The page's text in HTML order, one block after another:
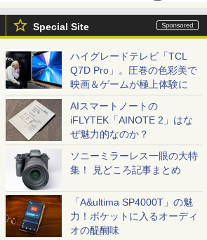
Special Site
ハイグレードテレビ「TCL
Q7D Pro」。圧巻の色彩美で
映画＆ゲームが極上体験に
AIスマートノートの
iFLYTEK「AINOTE 2」はな
ぜ魅力的なのか？
ソニーミラーレス一眼の大特
集！ 見どころ記事まとめ
「A&ultima SP4000T」の魅
力！ポケットに入るオーディ
オの醍醐味